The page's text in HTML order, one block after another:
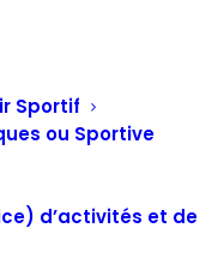
Sportif
ou Sportive
d’activités et de
approche à
à Bordeaux.
Nouvelle
de la
équipes du territoire